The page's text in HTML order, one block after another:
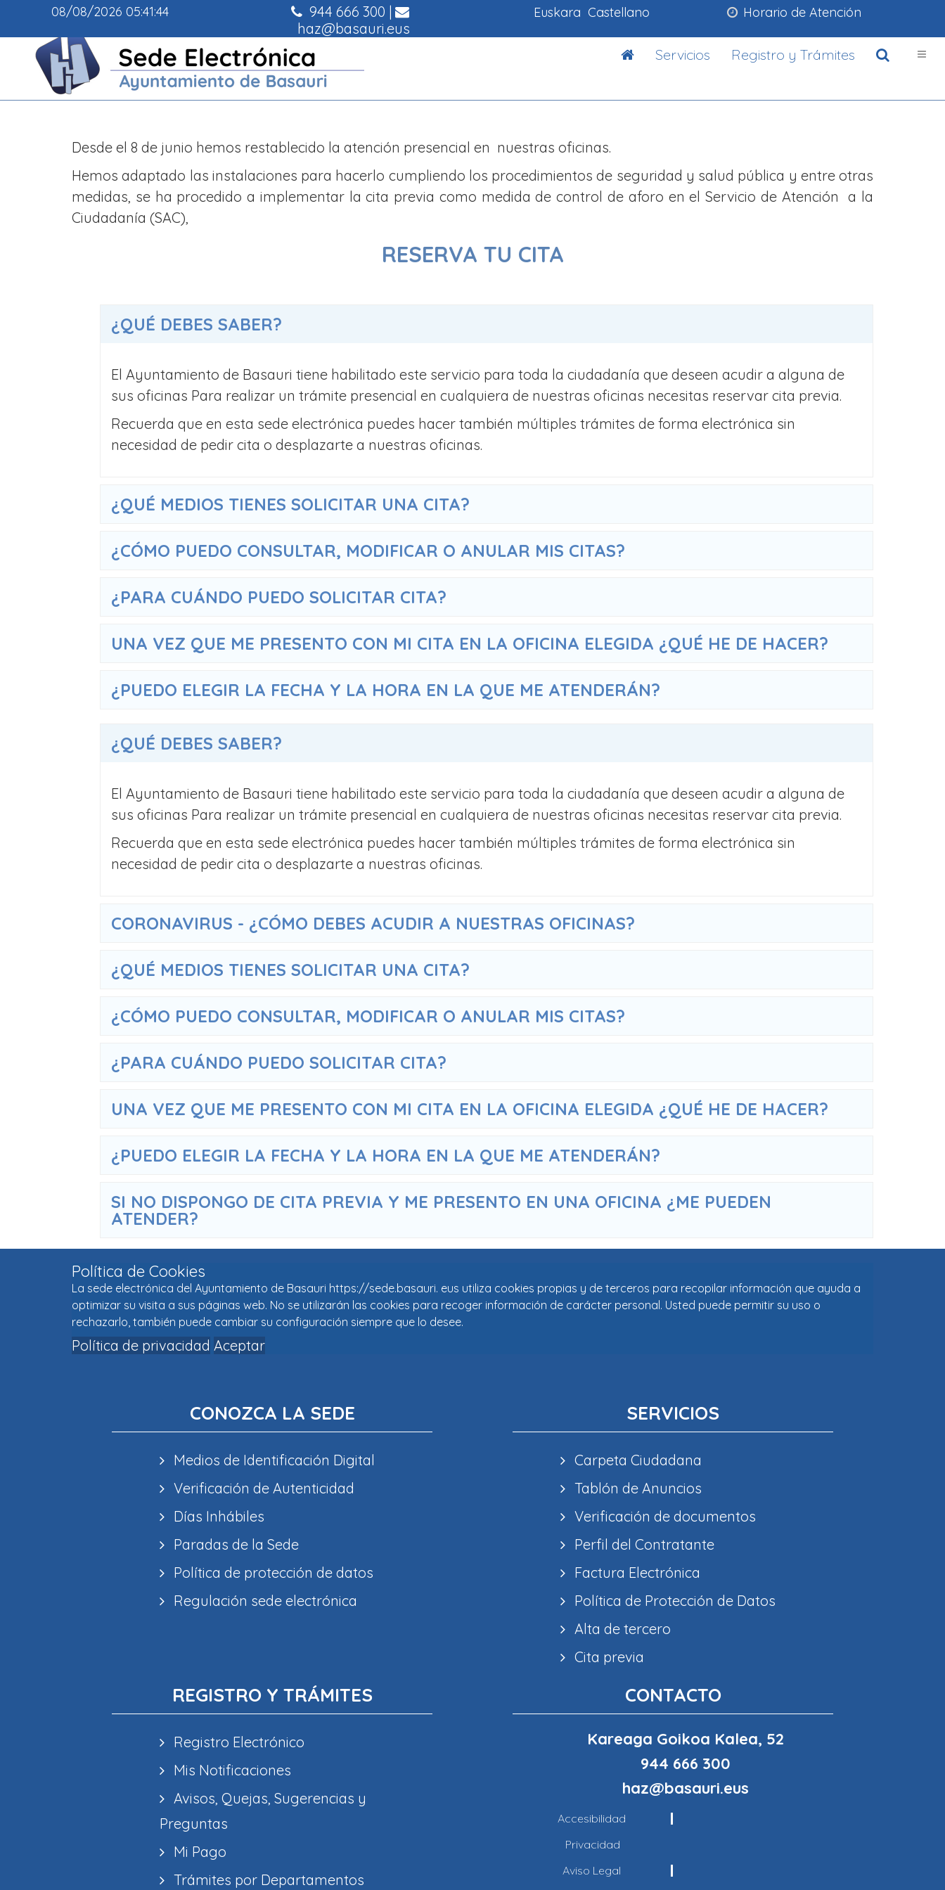
08/08/2026 05:41:45 944 666 300 |
haz@basauri.eus
Euskara Castellano Horario de Atención
Servicios Registro y Trámites
Desde el 8 de junio hemos restablecido la atención presencial en nuestras oficinas.
Hemos adaptado las instalaciones para hacerlo cumpliendo los procedimientos de seguridad y salud pública y entre otras
medidas, se ha procedido a implementar la cita previa como medida de control de aforo en el Servicio de Atención a la
Ciudadanía (SAC),
RESERVA TU CITA
¿QUÉ DEBES SABER?
El Ayuntamiento de Basauri tiene habilitado este servicio para toda la ciudadanía que deseen acudir a alguna de
sus oficinas Para realizar un trámite presencial en cualquiera de nuestras oficinas necesitas reservar cita previa.
Recuerda que en esta sede electrónica puedes hacer también múltiples trámites de forma electrónica sin
necesidad de pedir cita o desplazarte a nuestras oficinas.
¿QUÉ MEDIOS TIENES SOLICITAR UNA CITA?
¿CÓMO PUEDO CONSULTAR, MODIFICAR O ANULAR MIS CITAS?
¿PARA CUÁNDO PUEDO SOLICITAR CITA?
UNA VEZ QUE ME PRESENTO CON MI CITA EN LA OFICINA ELEGIDA ¿QUÉ HE DE HACER?
¿PUEDO ELEGIR LA FECHA Y LA HORA EN LA QUE ME ATENDERÁN?
¿QUÉ DEBES SABER?
El Ayuntamiento de Basauri tiene habilitado este servicio para toda la ciudadanía que deseen acudir a alguna de
sus oficinas Para realizar un trámite presencial en cualquiera de nuestras oficinas necesitas reservar cita previa.
Recuerda que en esta sede electrónica puedes hacer también múltiples trámites de forma electrónica sin
necesidad de pedir cita o desplazarte a nuestras oficinas.
CORONAVIRUS - ¿CÓMO DEBES ACUDIR A NUESTRAS OFICINAS?
¿QUÉ MEDIOS TIENES SOLICITAR UNA CITA?
¿CÓMO PUEDO CONSULTAR, MODIFICAR O ANULAR MIS CITAS?
¿PARA CUÁNDO PUEDO SOLICITAR CITA?
UNA VEZ QUE ME PRESENTO CON MI CITA EN LA OFICINA ELEGIDA ¿QUÉ HE DE HACER?
¿PUEDO ELEGIR LA FECHA Y LA HORA EN LA QUE ME ATENDERÁN?
SI NO DISPONGO DE CITA PREVIA Y ME PRESENTO EN UNA OFICINA ¿ME PUEDEN
ATENDER?
Política de Cookies
La sede electrónica del Ayuntamiento de Basauri https://sede.basauri. eus utiliza cookies propias y de terceros para recopilar información que ayuda a
optimizar su visita a sus páginas web. No se utilizarán las cookies para recoger información de carácter personal. Usted puede permitir su uso o
rechazarlo, también puede cambiar su configuración siempre que lo desee.
Política de privacidad Aceptar
CONOZCA LA SEDE
Medios de Identificación Digital
Verificación de Autenticidad
Días Inhábiles
Paradas de la Sede
Política de protección de datos
Regulación sede electrónica
SERVICIOS
Carpeta Ciudadana
Tablón de Anuncios
Verificación de documentos
Perfil del Contratante
Factura Electrónica
Política de Protección de Datos
Alta de tercero
Cita previa
REGISTRO Y TRÁMITES
Registro Electrónico
Mis Notificaciones
Avisos, Quejas, Sugerencias y
Preguntas
Mi Pago
Trámites por Departamentos
CONTACTO
Kareaga Goikoa Kalea, 52
944 666 300
haz@basauri.eus
Accesibilidad
Privacidad
Aviso Legal